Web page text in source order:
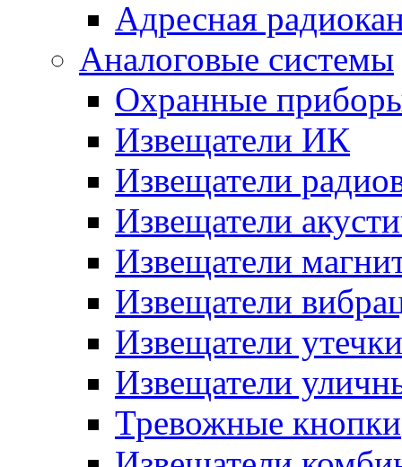
Адресная
Аналоговые системы
Охранные
Извещатели ИК
Извещатели
Извещатели
Извещатели
Извещатели
Извещатели утечки
Извещатели
Тревожные кнопки